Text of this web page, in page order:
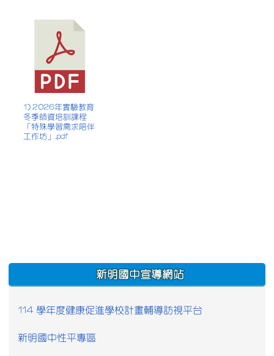
1) 2026年實驗教育
冬季師資培訓課程
「特殊學習需求陪伴
工作坊」.pdf
:::
新明國中宣導網站
114 學年度健康促進學校計畫輔導訪視平台
新明國中性平專區